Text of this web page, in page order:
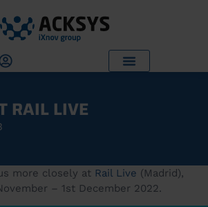
RAIL LIVE
more closely at Rail Live (Madrid),
– 1st December 2022.